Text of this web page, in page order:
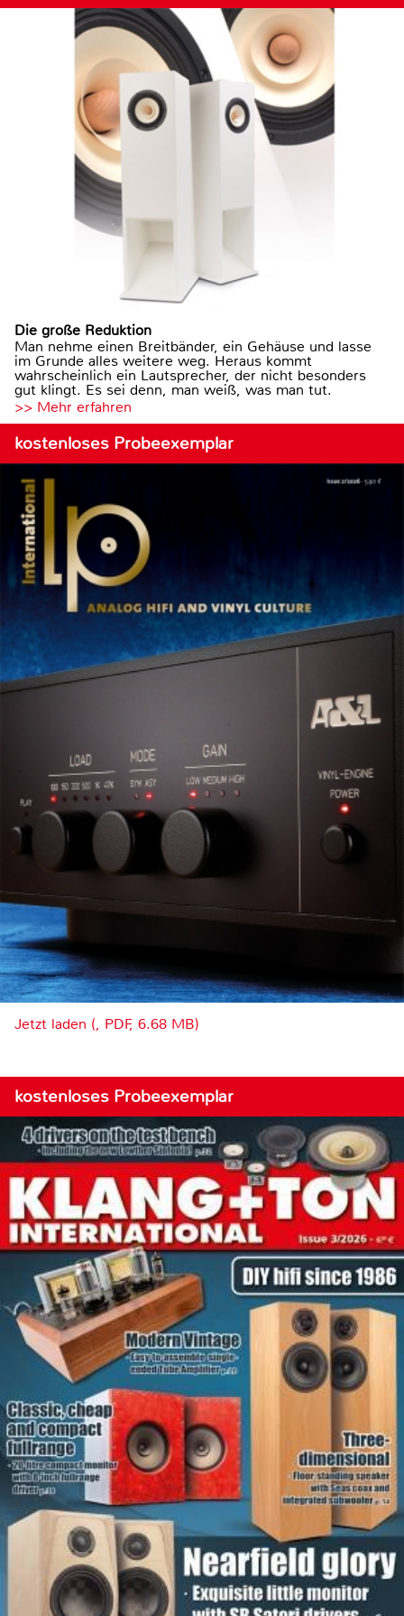
Die große Reduktion
Man nehme einen Breitbänder, ein Gehäuse und lasse
im Grunde alles weitere weg. Heraus kommt
wahrscheinlich ein Lautsprecher, der nicht besonders
gut klingt. Es sei denn, man weiß, was man tut.
>> Mehr erfahren
kostenloses Probeexemplar
Jetzt laden (, PDF, 6.68 MB)
kostenloses Probeexemplar